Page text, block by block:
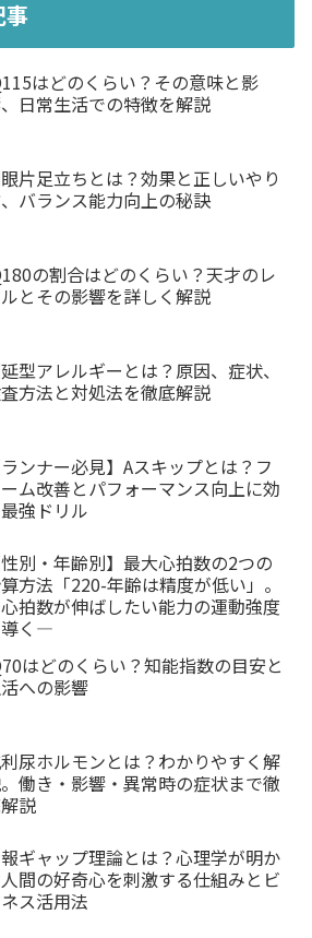
事
はどのくらい？その意味と影
日常生活での特徴を解説
片足立ちとは？効果と正しいやり
バランス能力向上の秘訣
の割合はどのくらい？天才のレ
とその影響を詳しく解説
型アレルギーとは？原因、症状、
方法と対処法を徹底解説
ランナー必見】Aスキップとは？フ
ム改善とパフォーマンス向上に効
強ドリル
性別・年齢別】最大心拍数の2つの
方法「220-年齢は精度が低い」。
拍数が伸ばしたい能力の運動強度
く―
はどのくらい？知能指数の目安と
への影響
尿ホルモンとは？わかりやすく解
働き・影響・異常時の症状まで徹
説
ギャップ理論とは？心理学が明か
間の好奇心を刺激する仕組みとビ
ス活用法